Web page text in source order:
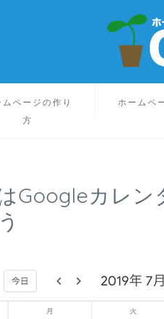
ムページの作り
方
ホームペ
Googleカレン